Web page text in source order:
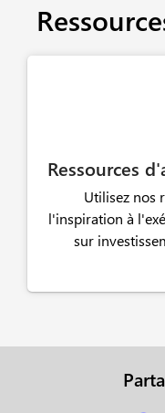
Ressources
Utilisez nos
l'inspiration à
sur